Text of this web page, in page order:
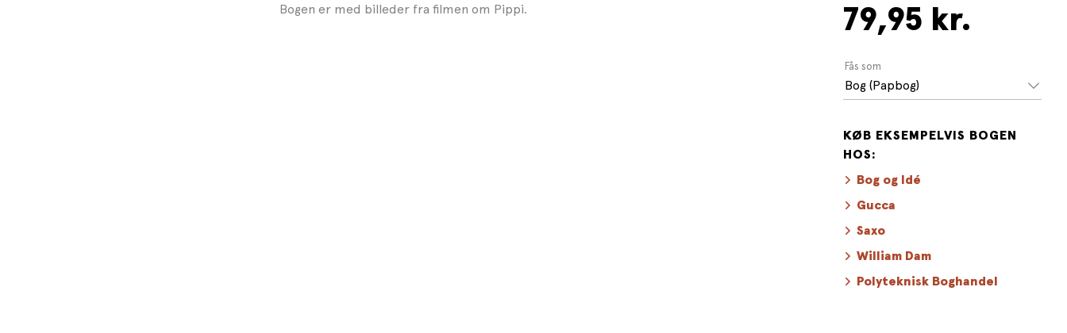
Bogen er med billeder fra filmen om Pippi.
79,95 kr.
Fås som
Bog (Papbog)
KØB EKSEMPELVIS BOGEN
HOS:
Bog og Idé
Gucca
Saxo
William Dam
Polyteknisk Boghandel